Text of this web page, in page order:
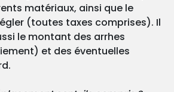
matériaux, ainsi que le
(toutes taxes comprises). Il
le montant des arrhes
et des éventuelles